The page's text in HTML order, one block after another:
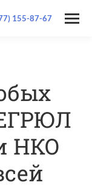
155-87-67
НКО